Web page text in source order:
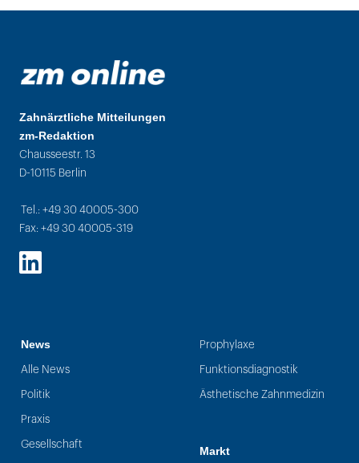
Zahnärztliche Mitteilungen
zm-Redaktion
Chausseestr. 13
D-10115 Berlin
Tel.: +49 30 40005-300
Fax: +49 30 40005-319
LinkedIn
News
Alle News
Politik
Praxis
Gesellschaft
Prophylaxe
Funktionsdiagnostik
Ästhetische Zahnmedizin
Markt